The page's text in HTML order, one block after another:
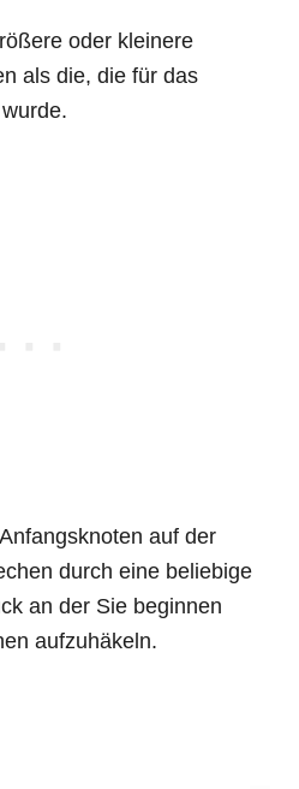
oder kleinere
als die, die für das
auf der
durch eine beliebige
an der Sie beginnen
aufzuhäkeln.